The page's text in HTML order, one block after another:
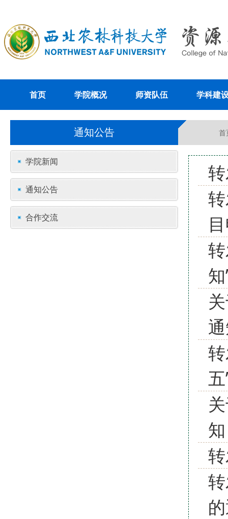
首页 学院概况 师资队伍 学科建
通知公告 首
学院新闻
通知公告
合作交流
知
知